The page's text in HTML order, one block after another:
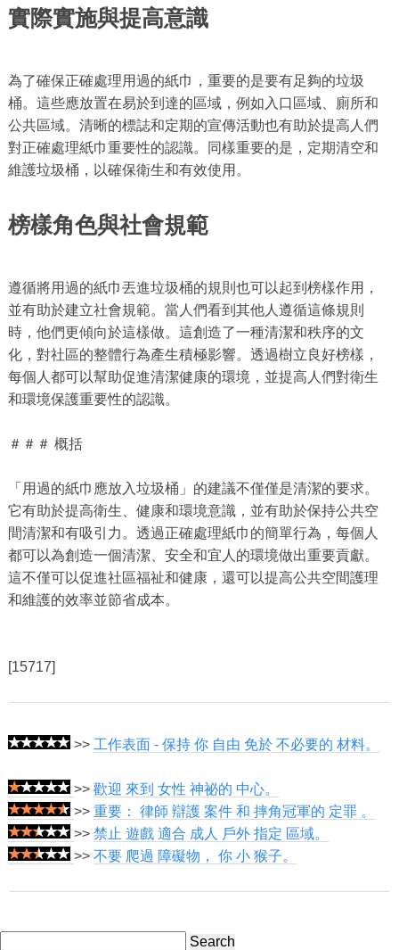
實際實施與提高意識
為了確保正確處理用過的紙巾，重要的是要有足夠的垃圾
桶。這些應放置在易於到達的區域，例如入口區域、廁所和
公共區域。清晰的標誌和定期的宣傳活動也有助於提高人們
對正確處理紙巾重要性的認識。同樣重要的是，定期清空和
維護垃圾桶，以確保衛生和有效使用。
榜樣角色與社會規範
遵循將用過的紙巾丟進垃圾桶的規則也可以起到榜樣作用，
並有助於建立社會規範。當人們看到其他人遵循這條規則
時，他們更傾向於這樣做。這創造了一種清潔和秩序的文
化，對社區的整體行為產生積極影響。透過樹立良好榜樣，
每個人都可以幫助促進清潔健康的環境，並提高人們對衛生
和環境保護重要性的認識。
＃＃＃ 概括
「用過的紙巾應放入垃圾桶」的建議不僅僅是清潔的要求。
它有助於提高衛生、健康和環境意識，並有助於保持公共空
間清潔和有吸引力。透過正確處理紙巾的簡單行為，每個人
都可以為創造一個清潔、安全和宜人的環境做出重要貢獻。
這不僅可以促進社區福祉和健康，還可以提高公共空間護理
和維護的效率並節省成本。
[15717]
>> 工作表面 - 保持 你 自由 免於 不必要的 材料。
>> 歡迎 來到 女性 神祕的 中心。
>> 重要： 律師 辯護 案件 和 摔角冠軍的 定罪 。
>> 禁止 遊戲 適合 成人 戶外 指定 區域。
>> 不要 爬過 障礙物， 你 小 猴子。
Search